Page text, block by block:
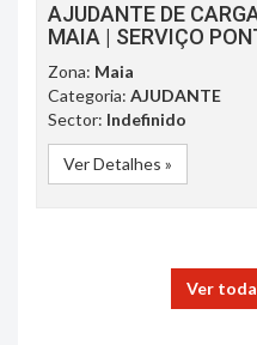
AJUDANTE DE
MAIA | SERVIÇO
Zona: Maia
Categoria: AJUDANTE
Sector: Indefinido
Ver Detalhes »
Ver